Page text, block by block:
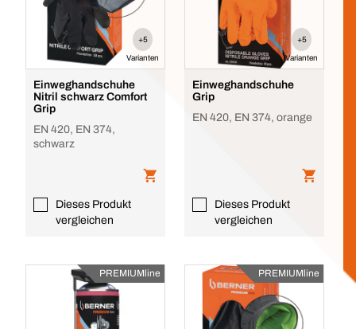
+5
Varianten
Einweghandschuhe
Nitril schwarz Comfort
Grip
EN 420, EN 374,
schwarz
Dieses Produkt
vergleichen
+5
Varianten
Einweghandschuhe
Grip
EN 420, EN 374, orange
Dieses Produkt
vergleichen
PREMIUMline PREMIUMline